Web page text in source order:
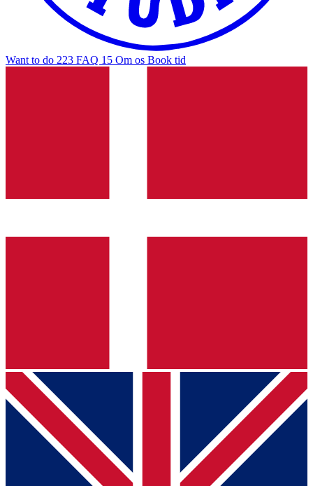
Want to do 223 FAQ 15 Om os Book tid